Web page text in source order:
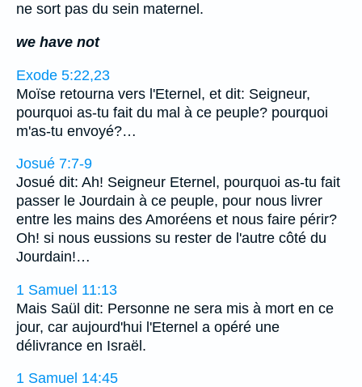
ne sort pas du sein maternel.
we have not
Exode 5:22,23
Moïse retourna vers l'Eternel, et dit: Seigneur,
pourquoi as-tu fait du mal à ce peuple? pourquoi
m'as-tu envoyé?…
Josué 7:7-9
Josué dit: Ah! Seigneur Eternel, pourquoi as-tu fait
passer le Jourdain à ce peuple, pour nous livrer
entre les mains des Amoréens et nous faire périr?
Oh! si nous eussions su rester de l'autre côté du
Jourdain!…
1 Samuel 11:13
Mais Saül dit: Personne ne sera mis à mort en ce
jour, car aujourd'hui l'Eternel a opéré une
délivrance en Israël.
1 Samuel 14:45